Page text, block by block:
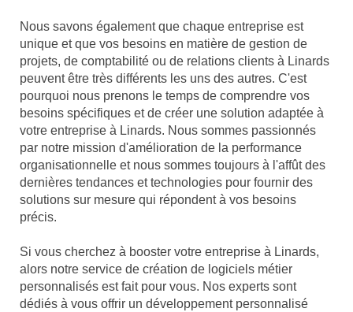
Nous savons également que chaque entreprise est
unique et que vos besoins en matière de gestion de
projets, de comptabilité ou de relations clients à Linards
peuvent être très différents les uns des autres. C'est
pourquoi nous prenons le temps de comprendre vos
besoins spécifiques et de créer une solution adaptée à
votre entreprise à Linards. Nous sommes passionnés
par notre mission d'amélioration de la performance
organisationnelle et nous sommes toujours à l'affût des
dernières tendances et technologies pour fournir des
solutions sur mesure qui répondent à vos besoins
précis.
Si vous cherchez à booster votre entreprise à Linards,
alors notre service de création de logiciels métier
personnalisés est fait pour vous. Nos experts sont
dédiés à vous offrir un développement personnalisé